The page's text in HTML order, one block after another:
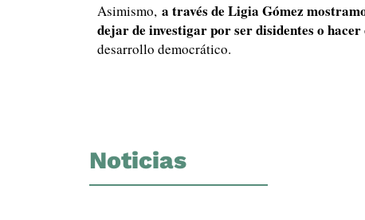
Asimismo, a través de Ligia Gómez
dejar de investigar por ser disidentes o
desarrollo democrático.
Noticias